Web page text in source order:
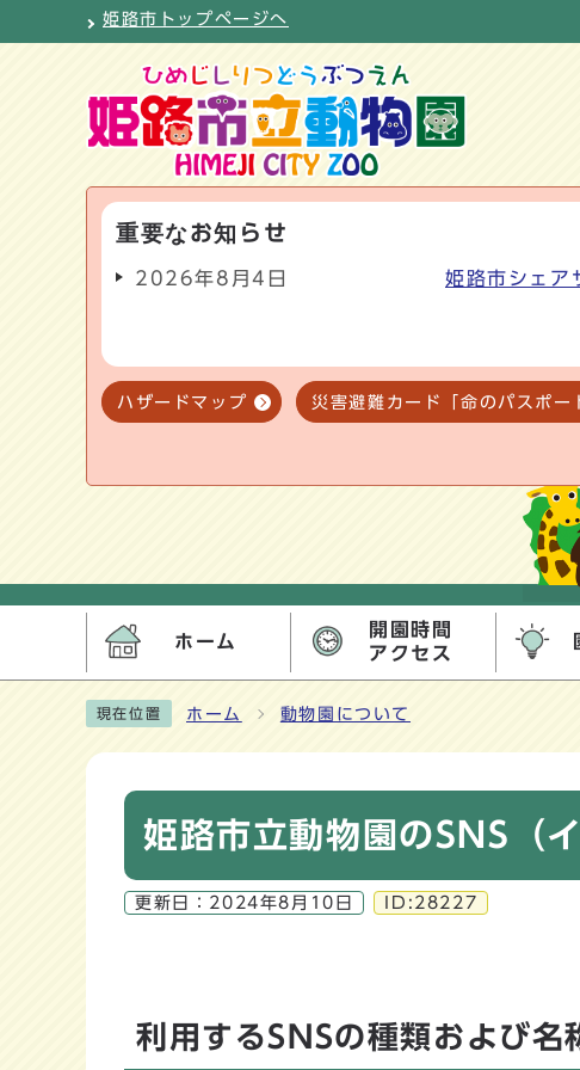
姫路市トップページへ
重要なお知らせ
2026年8月4日 姫路市シェア
ハザードマップ 災害避難カード「命のパスポー
ホーム
開園時間
アクセス
現在位置 ホーム 動物園について
姫路市立動物園のSNS（
更新日： 2024年8月10日 ID:28227
利用するSNSの種類および名